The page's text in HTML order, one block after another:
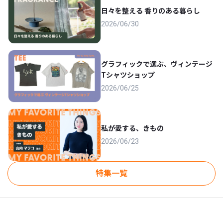
日々を整える 香りのある暮らし
2026/06/30
グラフィックで選ぶ、ヴィンテージ
Tシャツショップ
2026/06/25
私が愛する、きもの
2026/06/23
特集一覧